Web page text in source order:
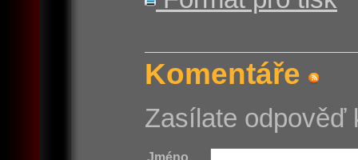
Komentáře
Zasílate odpověď
Jméno